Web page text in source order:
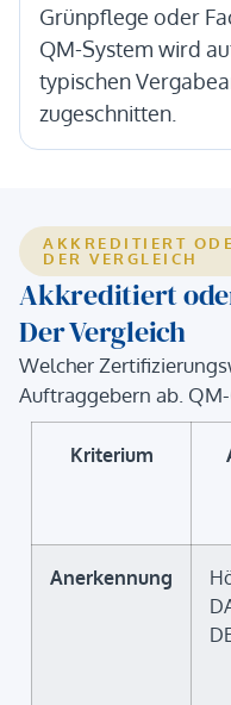
Grünpflege oder
QM-System wird
typischen
zugeschnitten.
AKKREDITIERT
DER VERGLEICH
Akkreditiert
Der Vergleich
Welcher
Auftraggebern ab.
Kriterium
Anerkennung